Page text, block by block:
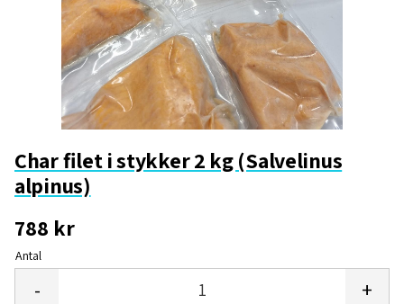
Char filet i stykker 2 kg (Salvelinus
alpinus)
788 kr
Antal
+
-